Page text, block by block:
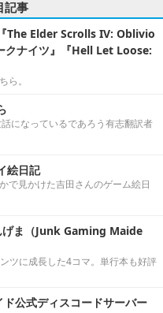
記事
The Elder Scrolls IV: Oblivio
ナイツ』『Hell Let Loose:
ら。
になっているであろう有志翻訳者
絵日記
で見かけた吉田さんのゲーム絵日
げま（Junk Gaming Maide
ツに成長した4コマ。単行本も好評
公式ディスコードサーバー